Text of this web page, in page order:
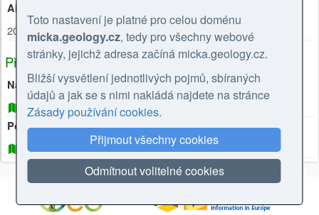
Aktualizace metadat
20.05.2026
Příbuzné zdroje
Nadřízený
Vrtná prozkoumanost
Podřízené
Vrtná jádra a vzorky z vrtů, HMD Geofond
Toto nastavení je platné pro celou doménu
micka.geology.cz, tedy pro všechny webové
stránky, jejichž adresa začíná micka.geology.cz.
Bližší vysvětlení jednotlivých pojmů, sbíraných
údajů a jak se s nimi nakládá najdete na stránce
Zásady používání cookies.
Přijmout všechny cookies
Odmítnout volitelné cookies